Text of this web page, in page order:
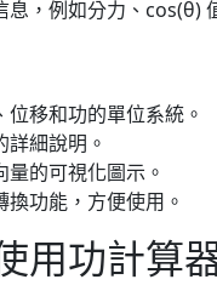
息，例如分力、cos(θ)
位移和功的單位系統。
細說明。
的可視化圖示。
功能，方便使用。
用功計算